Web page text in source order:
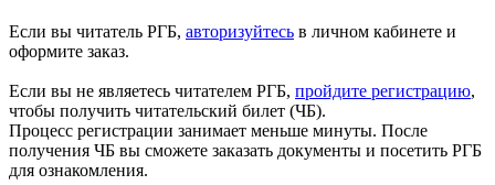
Если вы читатель РГБ, авторизуйтесь в личном кабинете и
оформите заказ.
Если вы не являетесь читателем РГБ, пройдите регистрацию,
чтобы получить читательский билет (ЧБ).
Процесс регистрации занимает меньше минуты. После
получения ЧБ вы сможете заказать документы и посетить РГБ
для ознакомления.